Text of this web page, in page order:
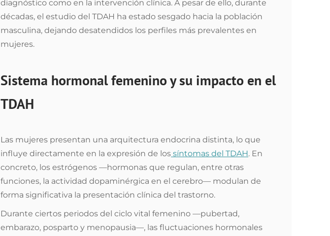
diagnóstico como en la intervención clínica. A pesar de ello, durante
décadas, el estudio del TDAH ha estado sesgado hacia la población
masculina, dejando desatendidos los perfiles más prevalentes en
mujeres.
Sistema hormonal femenino y su impacto en el
TDAH
Las mujeres presentan una arquitectura endocrina distinta, lo que
influye directamente en la expresión de los síntomas del TDAH. En
concreto, los estrógenos —hormonas que regulan, entre otras
funciones, la actividad dopaminérgica en el cerebro— modulan de
forma significativa la presentación clínica del trastorno.
Durante ciertos periodos del ciclo vital femenino —pubertad,
embarazo, posparto y menopausia—, las fluctuaciones hormonales